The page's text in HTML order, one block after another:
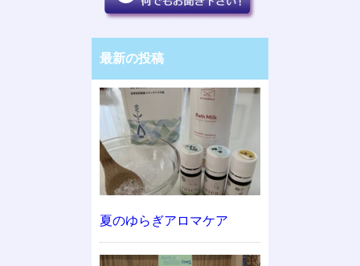
最新の投稿
夏のゆらぎアロマケア